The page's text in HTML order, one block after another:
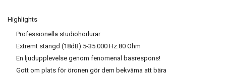
Highlights
Professionella studiohörlurar
Extremt stängd (18dB) 5-35.000 Hz.80 Ohm
En ljudupplevelse genom fenomenal basrespons!
Gott om plats för öronen gör dem bekväma att bära